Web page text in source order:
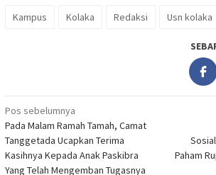
Kampus Kolaka Redaksi Usn kolaka
Navigasi
pos
Pos sebelumnya
Pada Malam Ramah Tamah, Camat
Tanggetada Ucapkan Terima
Kasihnya Kepada Anak Paskibra
Yang Telah Mengemban Tugasnya
Paham